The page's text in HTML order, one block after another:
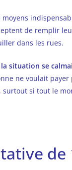
moyens
de remplir
dans les rues.
situation se
ne voulait payer
surtout si tout le
de